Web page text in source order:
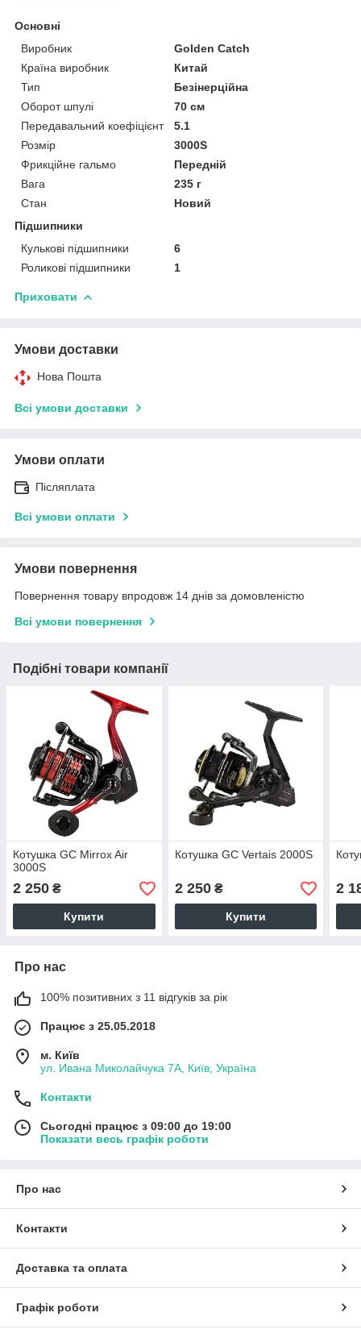
Основні
Виробник
Golden Catch
Країна виробник
Китай
Тип
Безінерційна
Оборот шпулі
70 см
Передавальний коефіцієнт
5.1
Розмір
3000S
Фрикційне гальмо
Передній
Вага
235 г
Стан
Новий
Підшипники
Кулькові підшипники
6
Роликові підшипники
1
Приховати
Умови доставки
Нова Пошта
Всі умови доставки
Умови оплати
Післяплата
Всі умови оплати
Умови повернення
Повернення товару впродовж 14 днів за домовленістю
Всі умови повернення
Подібні товари компанії
Котушка GC Mirrox Air
3000S
2 250 ₴
Купити
Котушка GC Vertais 2000S
2 250₴
Купити
2
Про нас
100% позитивних з 11 відгуків за рік
Працює з 25.05.2018
м. Київ
ул. Ивана Миколайчука 7А, Київ, Україна
Контакти
Сьогодні працює з 09:00 до 19:00
Показати весь графік роботи
Про нас
Контакти
Доставка та оплата
Графік роботи